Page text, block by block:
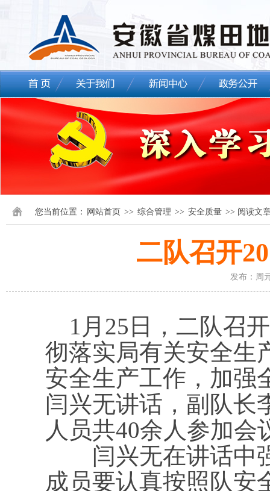
您当前位置： 网站首页 >> 综合管理 >> 安全质量 >> 阅读文
二队召开
发布：周
1月25日，二队召
彻落实局有关安全生
安全生产工作，加强
闫兴无讲话，副队长
人员共40余人参加会
闫兴无在讲话中强
成员要认真按照队安